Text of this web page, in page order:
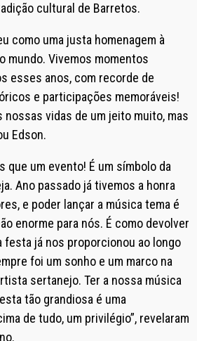
cultural de Barretos.
como uma justa homenagem à
mundo. Vivemos momentos
esses anos, com recorde de
e participações memoráveis!
nossas vidas de um jeito muito, mas
Edson.
que um evento! É um símbolo da
Ano passado já tivemos a honra
e poder lançar a música tema é
enorme para nós. É como devolver
festa já nos proporcionou ao longo
foi um sonho e um marco na
sertanejo. Ter a nossa música
tão grandiosa é uma
de tudo, um privilégio”, revelaram